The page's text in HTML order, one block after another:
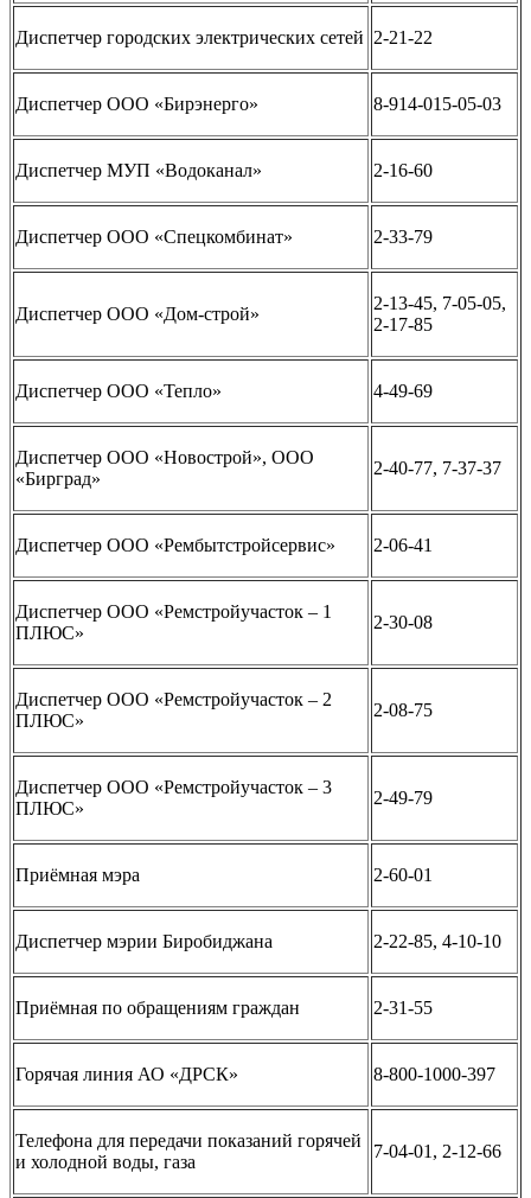
Диспетчер городских электрических сетей 2-21-22
Диспетчер ООО «Бирэнерго» 8-914-015-05-03
Диспетчер МУП «Водоканал» 2-16-60
Диспетчер ООО «Спецкомбинат» 2-33-79
Диспетчер ООО «Дом-строй»
2-13-45, 7-05-05,
2-17-85
Диспетчер ООО «Тепло» 4-49-69
Диспетчер ООО «Новострой», ООО
«Бирград»
2-40-77, 7-37-37
Диспетчер ООО «Рембытстройсервис» 2-06-41
Диспетчер ООО «Ремстройучасток – 1
ПЛЮС»
2-30-08
Диспетчер ООО «Ремстройучасток – 2
ПЛЮС»
2-08-75
Диспетчер ООО «Ремстройучасток – 3
ПЛЮС»
2-49-79
Приёмная мэра 2-60-01
Диспетчер мэрии Биробиджана 2-22-85, 4-10-10
Приёмная по обращениям граждан 2-31-55
Горячая линия АО «ДРСК» 8-800-1000-397
Телефона для передачи показаний горячей
и холодной воды, газа
7-04-01, 2-12-66